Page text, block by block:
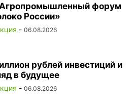
форум
России»
- 06.08.2026
рублей инвестиций и
в будущее
- 06.08.2026